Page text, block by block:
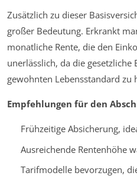
Zusätzlich zu dieser
großer Bedeutung. Erkrankt
monatliche Rente, die den
unerlässlich, da die
gewohnten Lebensstandard zu
Empfehlungen für den
Frühzeitige Absicherung,
Ausreichende Rentenhöhe
Tarifmodelle bevorzugen,